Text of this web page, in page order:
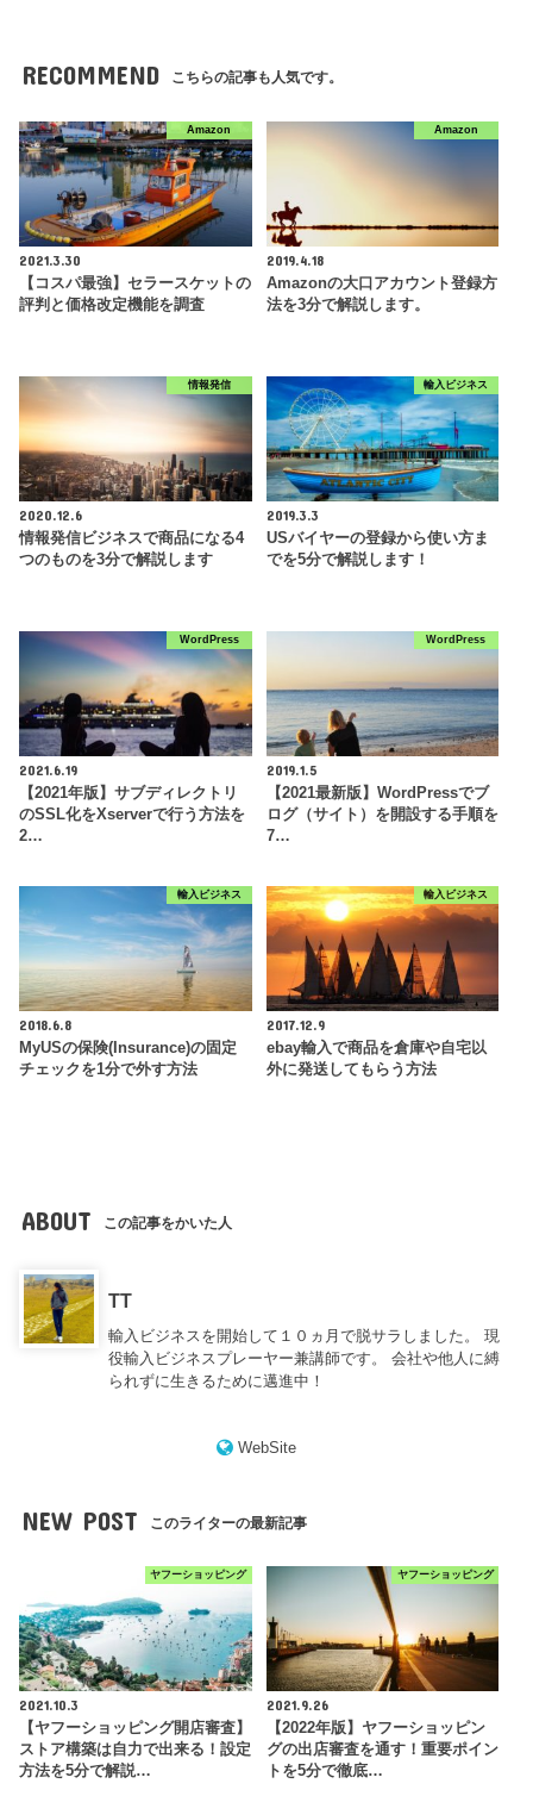
RECOMMEND こちらの記事も人気です。
Amazon
2021.3.30
【コスパ最強】セラースケットの
評判と価格改定機能を調査
Amazon
2019.4.18
Amazonの大口アカウント登録方
法を3分で解説します。
情報発信
2020.12.6
情報発信ビジネスで商品になる4
つのものを3分で解説します
輸入ビジネス
2019.3.3
USバイヤーの登録から使い方ま
でを5分で解説します！
WordPress
2021.6.19
【2021年版】サブディレクトリ
のSSL化をXserverで行う方法を
2…
WordPress
2019.1.5
【2021最新版】WordPressでブ
ログ（サイト）を開設する手順を
7…
輸入ビジネス
2018.6.8
MyUSの保険(Insurance)の固定
チェックを1分で外す方法
輸入ビジネス
2017.12.9
ebay輸入で商品を倉庫や自宅以
外に発送してもらう方法
ABOUT この記事をかいた人
TT
輸入ビジネスを開始して１０ヵ月で脱サラしました。 現
役輸入ビジネスプレーヤー兼講師です。 会社や他人に縛
られずに生きるために邁進中！
WebSite
NEW POST このライターの最新記事
ヤフーショッピング
2021.10.3
【ヤフーショッピング開店審査】
ストア構築は自力で出来る！設定
方法を5分で解説…
ヤフーショッピング
2021.9.26
【2022年版】ヤフーショッピン
グの出店審査を通す！重要ポイン
トを5分で徹底…